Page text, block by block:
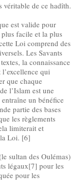
véritable de ce hadîth.
est valide pour
facile et la plus
Loi comprend des
Les Savants
la connaissance
qui
que chaque
l’Islam est une
un bénéfice
partie des bases
les règlements
limiterait et
Loi. [6]
sultan des Oulémas)
légaux[7] pour les
pour les